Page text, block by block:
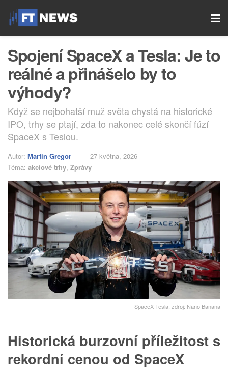
Spojení SpaceX a Tesla: Je to
reálné a přinášelo by to
výhody?
Když se nejbohatší muž světa chystá na historické
IPO, trhy se ptají, zda to nakonec celé skončí fúzí
SpaceX s Teslou.
Autor: Martin Gregor
27 května, 2026
Téma: akciové trhy, Zprávy
SpaceX Tesla, zdroj: Nano Banana
Historická burzovní příležitost s
rekordní cenou od SpaceX